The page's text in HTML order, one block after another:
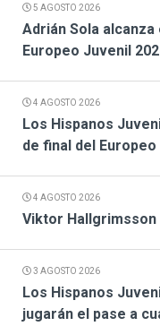
5 AGOSTO 2026
Adrián Sola
Europeo Juvenil
4 AGOSTO 2026
Los Hispanos
de final del Europeo
4 AGOSTO 2026
Viktor Hallgrimsson
3 AGOSTO 2026
Los Hispanos
jugarán el pase a